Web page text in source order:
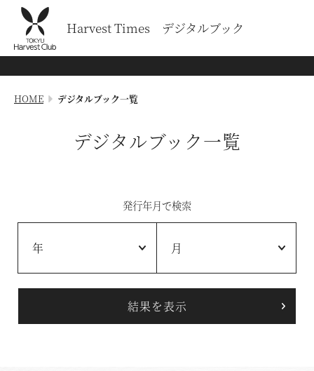
Harvest Times デジタルブック
HOME デジタルブック一覧
デジタルブック一覧
発行年月で検索